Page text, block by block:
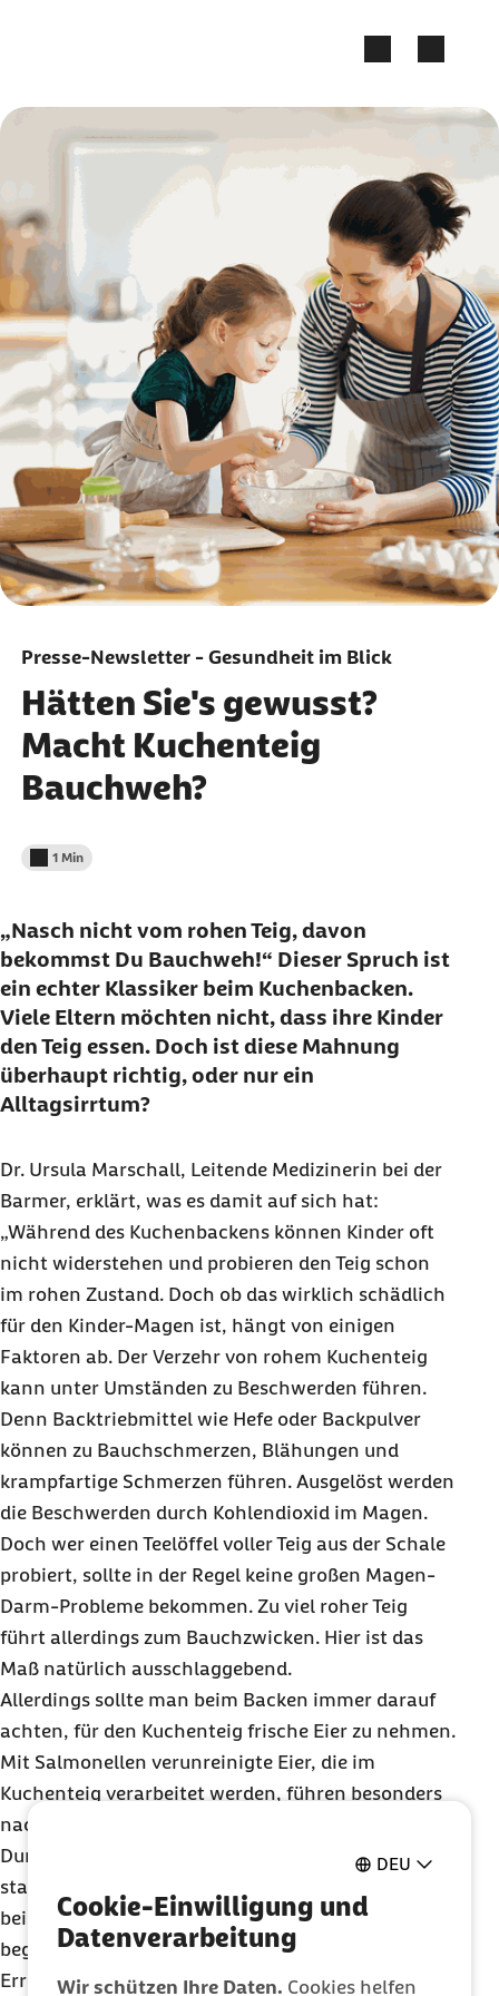
DEU
Cookie-Einwilligung und
Datenverarbeitung
Wir schützen Ihre Daten. Cookies helfen
Presse-Newsletter - Gesundheit im Blick
Hätten Sie's gewusst?
Macht Kuchenteig
Bauchweh?
Lesedauer weniger als
1 Min
„Nasch nicht vom rohen Teig, davon
bekommst Du Bauchweh!“ Dieser Spruch ist
ein echter Klassiker beim Kuchenbacken.
Viele Eltern möchten nicht, dass ihre Kinder
den Teig essen. Doch ist diese Mahnung
überhaupt richtig, oder nur ein
Alltagsirrtum?
Dr. Ursula Marschall, Leitende Medizinerin bei der
Barmer, erklärt, was es damit auf sich hat:
„Während des Kuchenbackens können Kinder oft
nicht widerstehen und probieren den Teig schon
im rohen Zustand. Doch ob das wirklich schädlich
für den Kinder-Magen ist, hängt von einigen
Faktoren ab. Der Verzehr von rohem Kuchenteig
kann unter Umständen zu Beschwerden führen.
Denn Backtriebmittel wie Hefe oder Backpulver
können zu Bauchschmerzen, Blähungen und
krampfartige Schmerzen führen. Ausgelöst werden
die Beschwerden durch Kohlendioxid im Magen.
Doch wer einen Teelöffel voller Teig aus der Schale
probiert, sollte in der Regel keine großen Magen-
Darm-Probleme bekommen. Zu viel roher Teig
führt allerdings zum Bauchzwicken. Hier ist das
Maß natürlich ausschlaggebend.
Allerdings sollte man beim Backen immer darauf
achten, für den Kuchenteig frische Eier zu nehmen.
Mit Salmonellen verunreinigte Eier, die im
Kuchenteig verarbeitet werden, führen besonders
nach Teiggenuss zu heftigen Magenschmerzen und
Durchfällen. Gerade Kinder reagieren besonders
stark auf Salmonellen. Sie vermehren sich bereits
bei Temperaturen von sieben bis 45°C. Feuchtigkeit
begünstigt ihr Wachstum, erst ab 75°C werden die
Erreger abgetötet. Wer kein großes Risiko eingehen